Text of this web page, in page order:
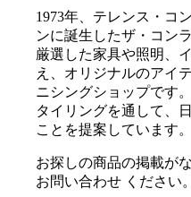
1973年、テレンス・コ
ンに誕生したザ・コン
厳選した家具や照明、
え、オリジナルのアイ
ニシングショップです
タイリングを通して、
ことを提案しています。
お探しの商品の掲載が
お問い合わせ ください。